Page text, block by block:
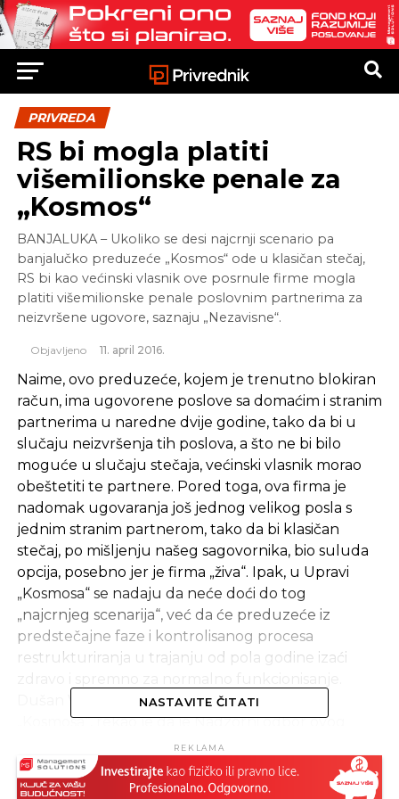
PRIVREDA
RS bi mogla platiti
višemilionske penale za
„Kosmos“
BANJALUKA – Ukoliko se desi najcrnji scenario pa
banjalučko preduzeće „Kosmos“ ode u klasičan stečaj,
RS bi kao većinski vlasnik ove posrnule firme mogla
platiti višemilionske penale poslovnim partnerima za
neizvršene ugovore, saznaju „Nezavisne“.
Objavljeno 11. april 2016.
Naime, ovo preduzeće, kojem je trenutno blokiran
račun, ima ugovorene poslove sa domaćim i stranim
partnerima u naredne dvije godine, tako da bi u
slučaju neizvršenja tih poslova, a što ne bi bilo
moguće u slučaju stečaja, većinski vlasnik morao
obeštetiti te partnere. Pored toga, ova firma je
nadomak ugovaranja još jednog velikog posla s
jednim stranim partnerom, tako da bi klasičan
stečaj, po mišljenju našeg sagovornika, bio suluda
opcija, posebno jer je firma „živa“. Ipak, u Upravi
„Kosmosa“ se nadaju da neće doći do tog
„najcrnjeg scenarija“, već da će preduzeće iz
predstečajne faze i kontrolisanog procesa
restrukturiranja u trajanju od pola godine izaći
Dušan Vještica, vršilac dužnosti direktora
„Kosmosa“, rekao je da je Nadzorni odbor ovog
preduzeća, zajedno s njim kao menadžerom firme,
donio odluku da predloži Vladi RS kontrolisani
proces restrukturiranja, a nikako stečaj. Zakon o
NASTAVITE ČITATI
REKLAMA